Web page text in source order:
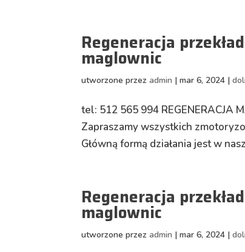
Regeneracja
maglownic
utworzone przezadmin |mar 6, 2024 |
tel: 512 565 994 REGENERACJA
Zapraszamy wszystkich
Główną formą działania jest w
Regeneracja
maglownic
utworzone przezadmin |mar 6, 2024 |